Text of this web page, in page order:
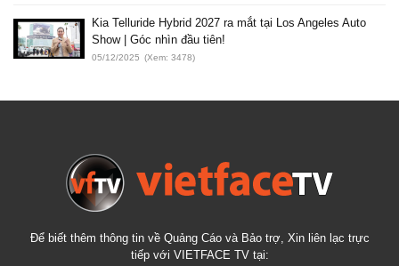
Kia Telluride Hybrid 2027 ra mắt tại Los Angeles Auto
Show | Góc nhìn đầu tiên!
05/12/2025 (Xem: 3478)
Để biết thêm thông tin về Quảng Cáo và Bảo trợ, Xin liên lạc trực
tiếp với VIETFACE TV tại: